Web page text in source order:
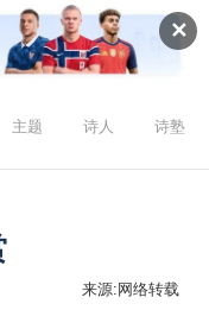
✕
主题 诗人 诗塾
来源:网络转载